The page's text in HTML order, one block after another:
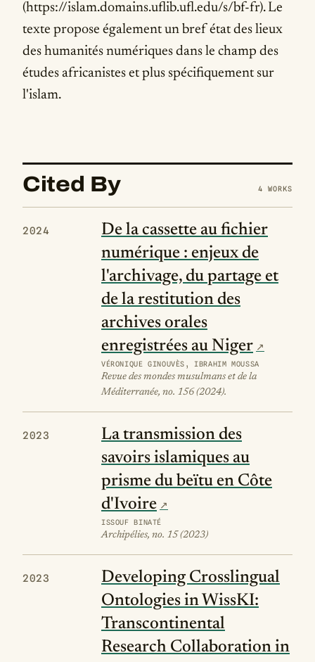
(https://islam.domains.uflib.ufl.edu/s/bf-fr). Le
texte propose également un bref état des lieux
des humanités numériques dans le champ des
études africanistes et plus spécifiquement sur
l'islam.
Cited By 4 WORKS
2024
De la cassette au fichier
numérique : enjeux de
l'archivage, du partage et
de la restitution des
archives orales
enregistrées au Niger
VÉRONIQUE GINOUVÈS, IBRAHIM MOUSSA
Revue des mondes musulmans et de la
Méditerranée, no. 156 (2024).
2023
La transmission des
savoirs islamiques au
prisme du beïtu en Côte
d'Ivoire
ISSOUF BINATÉ
Archipélies, no. 15 (2023)
2023
Developing Crosslingual
Ontologies in WissKI:
Transcontinental
Research Collaboration in